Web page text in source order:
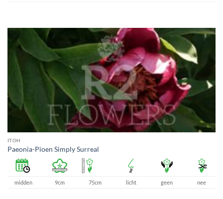
ITOH
Paeonia-Pioen Simply Surreal
midden 9cm 75cm licht geen nee